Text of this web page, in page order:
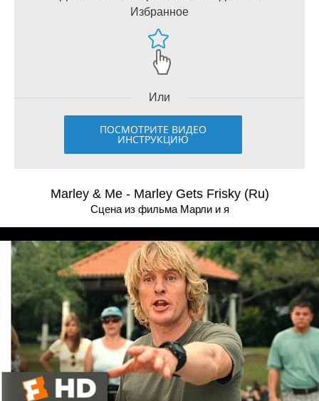
Избранное
Или
ПОСМОТРИТЕ ВИДЕО
ИНСТРУКЦИЮ
Marley & Me - Marley Gets Frisky (Ru)
Сцена из фильма Марли и я